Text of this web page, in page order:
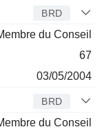
BRD
du Conseil
67
03/05/2004
BRD
du Conseil